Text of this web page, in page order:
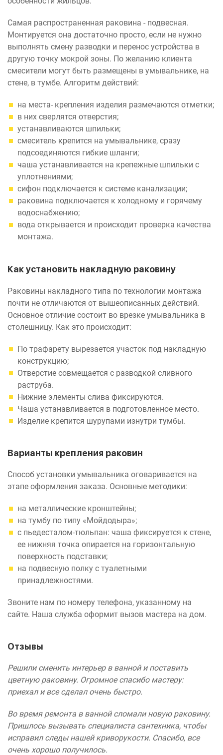
Самая распространенная раковина - подвесная.
Монтируется она достаточно просто, если не нужно
выполнять смену разводки и перенос устройства в
другую точку мокрой зоны. По желанию клиента
смесители могут быть размещены в умывальнике, на
стене, в тумбе. Алгоритм действий:
на места- крепления изделия размечаются отметки;
в них сверлятся отверстия;
устанавливаются шпильки;
смеситель крепится на умывальнике, сразу
подсоединяются гибкие шланги;
чаша устанавливается на крепежные шпильки с
уплотнениями;
сифон подключается к системе канализации;
раковина подключается к холодному и горячему
водоснабжению;
вода открывается и происходит проверка качества
монтажа.
Как установить накладную раковину
Раковины накладного типа по технологии монтажа
почти не отличаются от вышеописанных действий.
Основное отличие состоит во врезке умывальника в
столешницу. Как это происходит:
По трафарету вырезается участок под накладную
конструкцию;
Отверстие совмещается с разводкой сливного
раструба.
Нижние элементы слива фиксируются.
Чаша устанавливается в подготовленное место.
Изделие крепится шурупами изнутри тумбы.
Варианты крепления раковин
Способ установки умывальника оговаривается на
этапе оформления заказа. Основные методики:
на металлические кронштейны;
на тумбу по типу «Мойдодыра»;
с пьедесталом-тюльпан: чаша фиксируется к стене,
ее нижняя точка опирается на горизонтальную
поверхность подставки;
на подвесную полку с туалетными
принадлежностями.
Звоните нам по номеру телефона, указанному на
сайте. Наша служба оформит вызов мастера на дом.
Отзывы
Решили сменить интерьер в ванной и поставить
цветную раковину. Огромное спасибо мастеру:
приехал и все сделал очень быстро.
Во время ремонта в ванной сломали новую раковину.
Пришлось вызывать специалиста сантехника, чтобы
исправил следы нашей криворукости. Спасибо, все
очень хорошо получилось.